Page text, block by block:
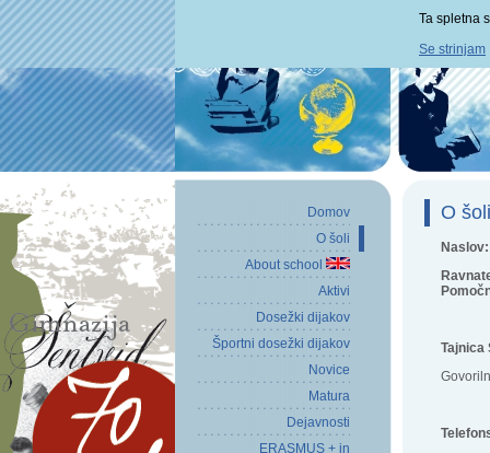
Ta spletna
Se strinjam
Domov
O šoli
About school
Aktivi
Dosežki dijakov
Športni dosežki dijakov
Novice
Matura
Dejavnosti
ERASMUS + in
O šoli
Tajnica